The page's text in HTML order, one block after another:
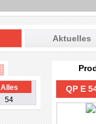
Aktuelles
Alles
54
QP E